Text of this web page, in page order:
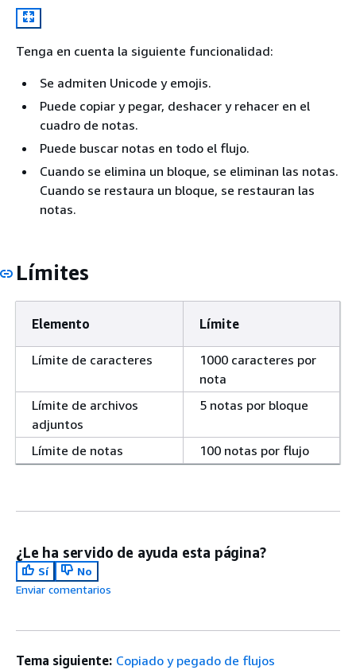
Tenga en cuenta la siguiente funcionalidad:
Se admiten Unicode y emojis.
Puede copiar y pegar, deshacer y rehacer en el
cuadro de notas.
Puede buscar notas en todo el flujo.
Cuando se elimina un bloque, se eliminan las notas.
Cuando se restaura un bloque, se restauran las
notas.
Límites
Elemento Límite
Límite de caracteres
1000 caracteres por
nota
Límite de archivos
adjuntos
5 notas por bloque
Límite de notas 100 notas por flujo
¿Le ha servido de ayuda esta página?
Sí
No
Enviar comentarios
Tema siguiente: Copiado y pegado de flujos